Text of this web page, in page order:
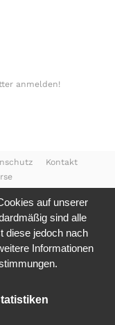
anmelden!
Kontakt
auf unserer
sind alle
diese jedoch nach
Informationen